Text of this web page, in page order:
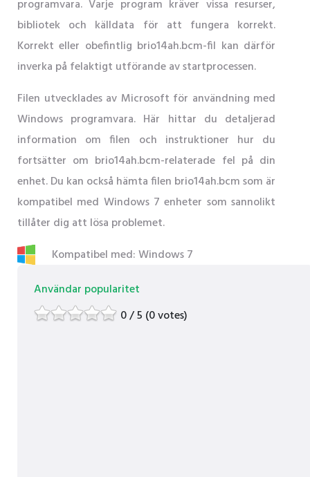
programvara. Varje program kräver vissa resurser,
bibliotek och källdata för att fungera korrekt.
Korrekt eller obefintlig brio14ah.bcm-fil kan därför
inverka på felaktigt utförande av startprocessen.
Filen utvecklades av Microsoft för användning med
Windows programvara. Här hittar du detaljerad
information om filen och instruktioner hur du
fortsätter om brio14ah.bcm-relaterade fel på din
enhet. Du kan också hämta filen brio14ah.bcm som är
kompatibel med Windows 7 enheter som sannolikt
tillåter dig att lösa problemet.
Kompatibel med: Windows 7
Användar popularitet
0 / 5 (0 votes)